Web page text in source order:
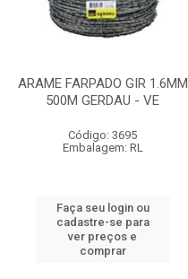
ARAME FARPADO GIR 1.6MM
500M GERDAU - VE
Código: 3695
Embalagem: RL
Faça seu login ou
cadastre-se para
ver preços e
comprar